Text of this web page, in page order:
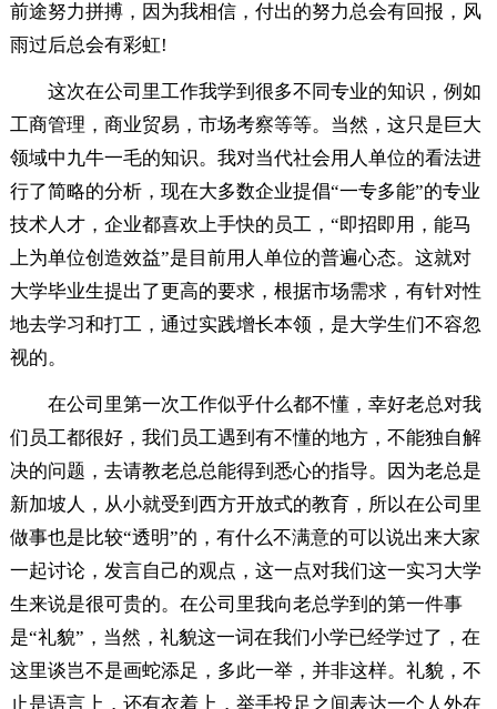
前途努力拼搏，因为我相信，付出的努力总会有回报，风
雨过后总会有彩虹!
这次在公司里工作我学到很多不同专业的知识，例如
工商管理，商业贸易，市场考察等等。当然，这只是巨大
领域中九牛一毛的知识。我对当代社会用人单位的看法进
行了简略的分析，现在大多数企业提倡“一专多能”的专业
技术人才，企业都喜欢上手快的员工，“即招即用，能马
上为单位创造效益”是目前用人单位的普遍心态。这就对
大学毕业生提出了更高的要求，根据市场需求，有针对性
地去学习和打工，通过实践增长本领，是大学生们不容忽
视的。
在公司里第一次工作似乎什么都不懂，幸好老总对我
们员工都很好，我们员工遇到有不懂的地方，不能独自解
决的问题，去请教老总总能得到悉心的指导。因为老总是
新加坡人，从小就受到西方开放式的教育，所以在公司里
做事也是比较“透明”的，有什么不满意的可以说出来大家
一起讨论，发言自己的观点，这一点对我们这一实习大学
生来说是很可贵的。在公司里我向老总学到的第一件事
是“礼貌”，当然，礼貌这一词在我们小学已经学过了，在
这里谈岂不是画蛇添足，多此一举，并非这样。礼貌，不
止是语言上，还有衣着上，举手投足之间表达一个人外在